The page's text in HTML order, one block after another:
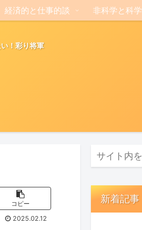
！彩り将軍
経済的と仕事的談 非科学と科学
コピー
2025.02.12
新着記事